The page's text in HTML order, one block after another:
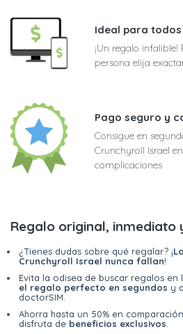
Ideal para todos
¡Un regalo
persona elija
Pago seguro y
Consigue en
Crunchyroll Israel
complicaciones
Regalo original, inmediato
¿Tienes dudas sobre qué regalar? ¡
Crunchyroll Israel nunca fallan!
Evita la odisea de buscar regalos en
el regalo perfecto en segundos y
doctorSIM.
Ahorra hasta un 50% en
disfruta de beneficios exclusivos